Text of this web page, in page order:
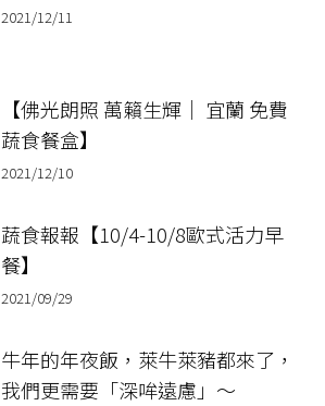
2021/12/11
【佛光朗照 萬籟生輝｜ 宜蘭 免費
蔬食餐盒】​
2021/12/10
蔬食報報【10/4-10/8歐式活力早
餐】
2021/09/29
牛年的年夜飯，萊牛萊豬都來了，
我們更需要「深哞遠慮」～